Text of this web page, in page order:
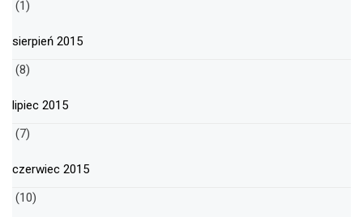
(1)
sierpień 2015
(8)
lipiec 2015
(7)
czerwiec 2015
(10)